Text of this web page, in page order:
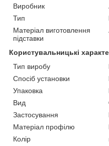
Виробник
Тип
Матеріал виготовлення
підставки
Користувальницькі
Тип виробу
Спосіб установки
Упаковка
Вид
Застосування
Матеріал профілю
Колір